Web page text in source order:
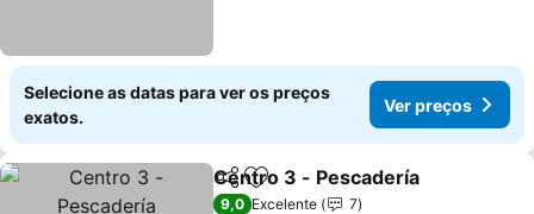
Selecione as datas para ver os preços
exatos.
Ver preços
PartilharAdicionar aos favoritos
Centro 3 - Pescadería
9,0 Excelente
7